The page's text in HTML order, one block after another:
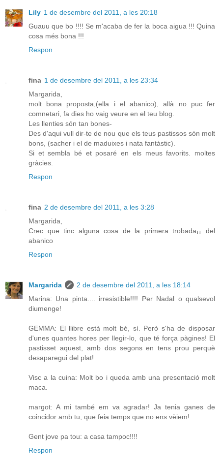
Lily 1 de desembre del 2011, a les 20:18
Guauu que bo !!!! Se m'acaba de fer la boca aigua !!! Quina
cosa més bona !!!
Respon
fina 1 de desembre del 2011, a les 23:34
Margarida,
molt bona proposta,(ella i el abanico), allà no puc fer
comnetari, fa dies ho vaig veure en el teu blog.
Les llenties són tan bones-
Des d'aqui vull dir-te de nou que els teus pastissos són molt
bons, (sacher i el de maduixes i nata fantàstic).
Si et sembla bé et posaré en els meus favorits. moltes
gràcies.
Respon
fina 2 de desembre del 2011, a les 3:28
Margarida,
Crec que tinc alguna cosa de la primera trobada¡¡ del
abanico
Respon
Margarida
2 de desembre del 2011, a les 18:14
Marina: Una pinta.... irresistible!!!! Per Nadal o qualsevol
diumenge!
GEMMA: El llibre està molt bé, sí. Però s'ha de disposar
d'unes quantes hores per llegir-lo, que té força pàgines! El
pastisset aquest, amb dos segons en tens prou perquè
desaparegui del plat!
Visc a la cuina: Molt bo i queda amb una presentació molt
maca.
margot: A mi també em va agradar! Ja tenia ganes de
coincidor amb tu, que feia temps que no ens vèiem!
Gent jove pa tou: a casa tampoc!!!!
Respon